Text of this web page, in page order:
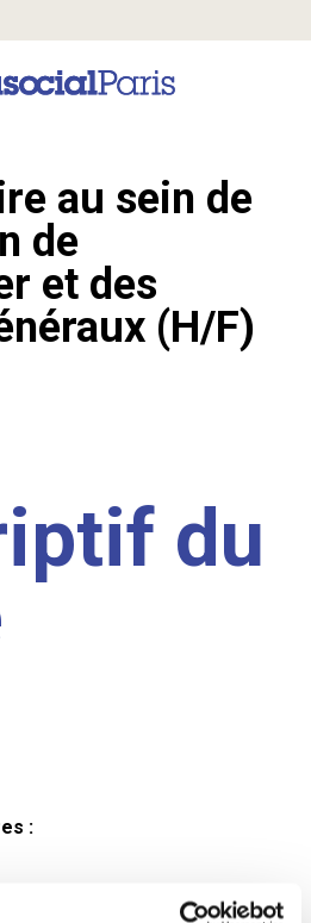
au sein de
de
et des
(H/F)
du
: